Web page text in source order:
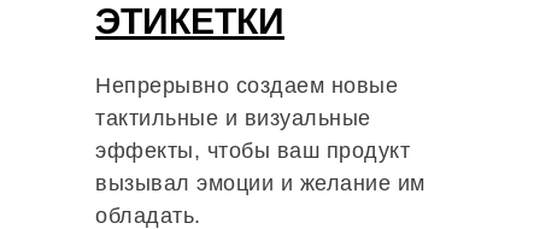
ЭТИКЕТКИ
Непрерывно создаем новые
тактильные и визуальные
эффекты, чтобы ваш продукт
вызывал эмоции и желание им
обладать.